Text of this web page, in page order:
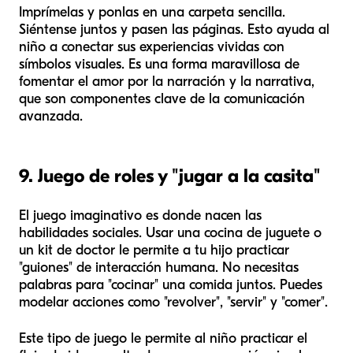
Imprímelas y ponlas en una carpeta sencilla.
Siéntense juntos y pasen las páginas. Esto ayuda al
niño a conectar sus experiencias vividas con
símbolos visuales. Es una forma maravillosa de
fomentar el amor por la narración y la narrativa,
que son componentes clave de la comunicación
avanzada.
9. Juego de roles y "jugar a la casita"
El juego imaginativo es donde nacen las
habilidades sociales. Usar una cocina de juguete o
un kit de doctor le permite a tu hijo practicar
"guiones" de interacción humana. No necesitas
palabras para "cocinar" una comida juntos. Puedes
modelar acciones como "revolver", "servir" y "comer".
Este tipo de juego le permite al niño practicar el